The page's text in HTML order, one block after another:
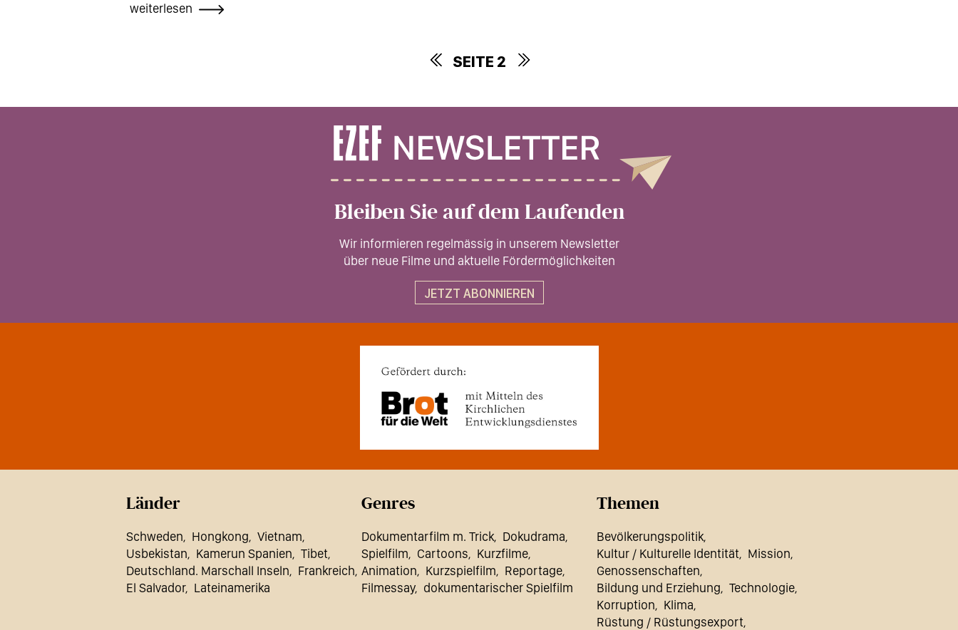
weiterlesen
SEITE 2
Bleiben Sie auf dem Laufenden
Wir informieren regelmässig in unserem Newsletter
über neue Filme und aktuelle Fördermöglichkeiten
JETZT ABONNIEREN
Länder
Schweden Hongkong
Vietnam
Usbekistan
Kamerun Spanien
Tibet
Deutschland. Marschall Inseln
Frankreich
El Salvador
Lateinamerika
Genres
Dokumentarfilm m. Trick
Dokudrama
Spielfilm
Cartoons
Kurzfilme
Animation
Kurzspielfilm
Reportage
Filmessay
dokumentarischer Spielfilm
Themen
Bevölkerungspolitik
Kultur / Kulturelle Identität
Mission
Genossenschaften
Bildung und Erziehung
Technologie
Korruption
Klima
Rüstung / Rüstungsexport